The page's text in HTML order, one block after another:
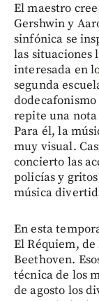
El maestro
Gershwin y
sinfónica se
las situaciones
interesada en
segunda
repite una nota
Para él, la
muy visual.
concierto las
policías y
música
En esta
El Réquiem,
Beethoven.
técnica de los
de agosto los